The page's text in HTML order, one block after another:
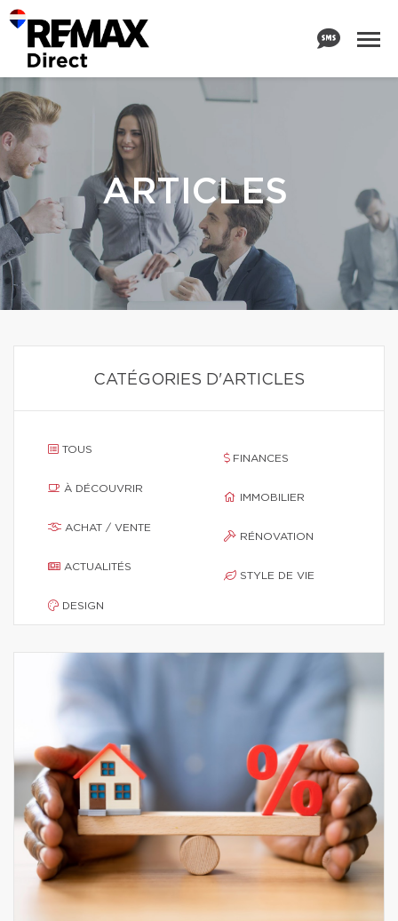
ARTICLES
CATÉGORIES D'ARTICLES
TOUS
À DÉCOUVRIR
ACHAT / VENTE
ACTUALITÉS
DESIGN
FINANCES
IMMOBILIER
RÉNOVATION
STYLE DE VIE